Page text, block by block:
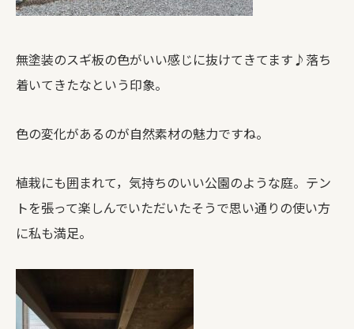
無塗装のスギ板の色がいい感じに抜けてきてます♪落ち
着いてきたなという印象。
色の変化があるのが自然素材の魅力ですね。
植栽にも囲まれて，気持ちのいい公園のような庭。テン
トを張って楽しんでいただいたそうで思い通りの使い方
に私も満足。